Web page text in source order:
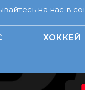
на нас в
ХОККЕЙ